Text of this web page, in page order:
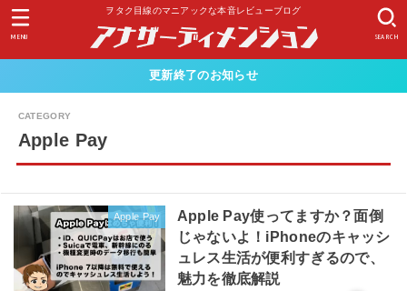
ヲタク目線のマニアックな本音レビューブログ
SEARCH
MENU
更新終了のお知らせ
Apple Pay
Apple Pay
Apple Pay使ってますか？面倒
じゃないよ！iPhoneのキャッシ
ュレス生活が便利すぎるので、
魅力を徹底解説